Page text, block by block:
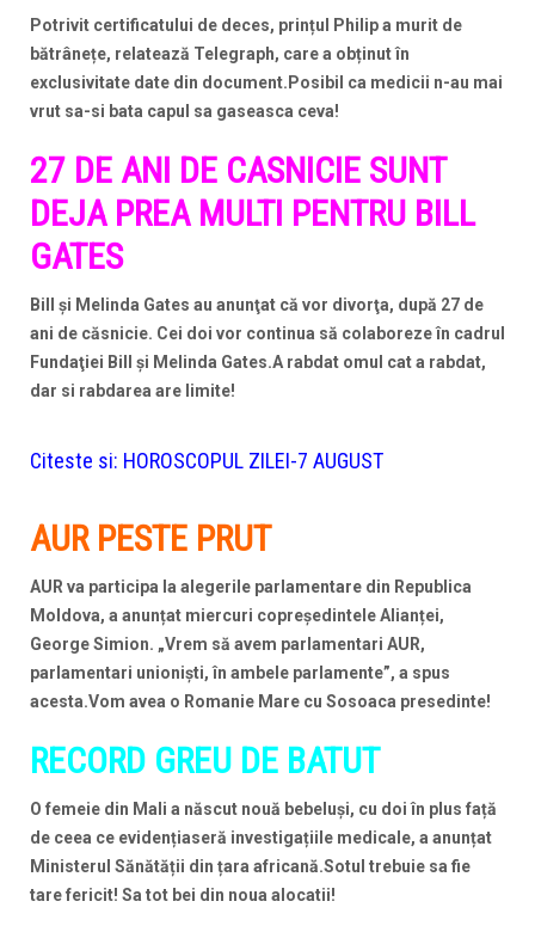
Potrivit certificatului de deces, prințul Philip a murit de
bătrânețe, relatează Telegraph, care a obținut în
exclusivitate date din document.Posibil ca medicii n-au mai
vrut sa-si bata capul sa gaseasca ceva!
27 DE ANI DE CASNICIE SUNT
DEJA PREA MULTI PENTRU BILL
GATES
Bill şi Melinda Gates au anunţat că vor divorţa, după 27 de
ani de căsnicie. Cei doi vor continua să colaboreze în cadrul
Fundaţiei Bill şi Melinda Gates.A rabdat omul cat a rabdat,
dar si rabdarea are limite!
Citeste si: HOROSCOPUL ZILEI-7 AUGUST
AUR PESTE PRUT
AUR va participa la alegerile parlamentare din Republica
Moldova, a anunțat miercuri copreședintele Alianței,
George Simion. „Vrem să avem parlamentari AUR,
parlamentari unioniști, în ambele parlamente”, a spus
acesta.Vom avea o Romanie Mare cu Sosoaca presedinte!
RECORD GREU DE BATUT
O femeie din Mali a născut nouă bebeluși, cu doi în plus față
de ceea ce evidențiaseră investigațiile medicale, a anunțat
Ministerul Sănătății din țara africană.Sotul trebuie sa fie
tare fericit! Sa tot bei din noua alocatii!